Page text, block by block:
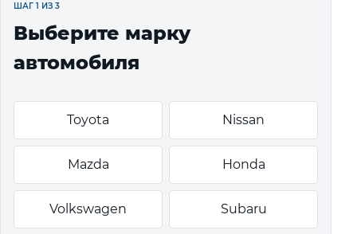
ШАГ 1 ИЗ 3
Выберите марку
автомобиля
Toyota Nissan
Mazda Honda
Volkswagen Subaru